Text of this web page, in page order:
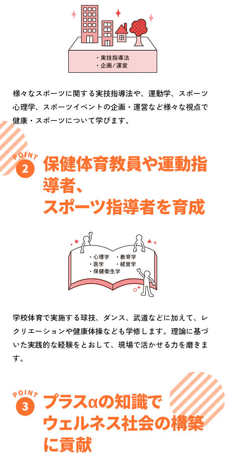
様々なスポーツに関する実技指導法や、運動学、スポーツ
心理学、スポーツイベントの企画・運営など様々な視点で
健康・スポーツについて学びます。
保健体育教員や運動指
導者、
スポーツ指導者を育成
学校体育で実施する球技、ダンス、武道などに加えて、レ
クリエーションや健康体操なども学修します。理論に基づ
いた実践的な経験をとおして、現場で活かせる力を磨きま
す。
プラスαの知識で
ウェルネス社会の構築
に貢献